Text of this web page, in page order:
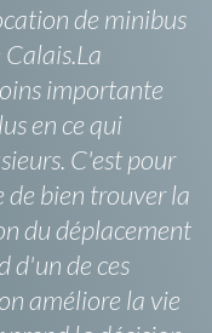
de minibus
importante
en ce qui
C'est pour
bien trouver la
du déplacement
d'un de ces
améliore la vie